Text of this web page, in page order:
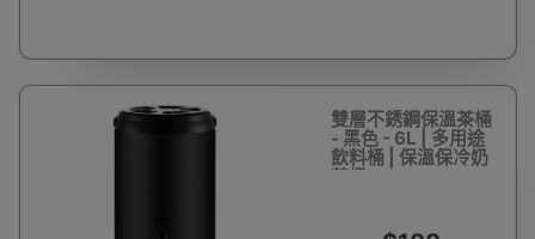
雙層不銹鋼保溫茶桶
- 黑色 - 6L | 多用途
飲料桶 | 保溫保冷奶
茶桶